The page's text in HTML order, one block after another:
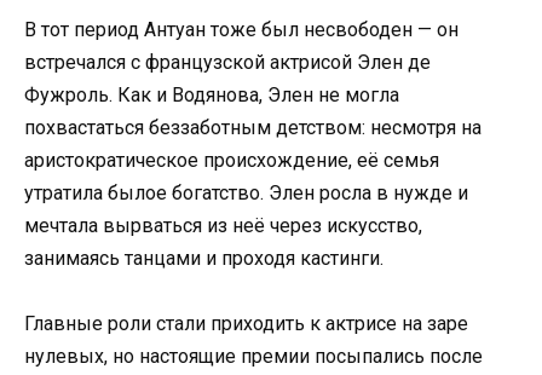
В тот период Антуан тоже был несвободен — он
встречался с французской актрисой Элен де
Фужроль. Как и Водянова, Элен не могла
похвастаться беззаботным детством: несмотря на
аристократическое происхождение, её семья
утратила былое богатство. Элен росла в нужде и
мечтала вырваться из неё через искусство,
занимаясь танцами и проходя кастинги.
Главные роли стали приходить к актрисе на заре
нулевых, но настоящие премии посыпались после